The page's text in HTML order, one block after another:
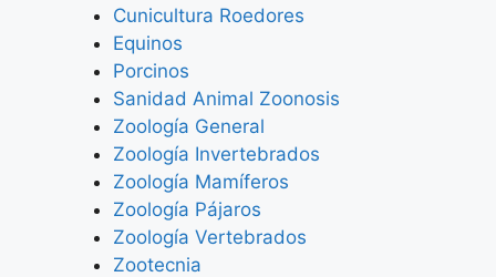
Cunicultura Roedores
Equinos
Porcinos
Sanidad Animal Zoonosis
Zoología General
Zoología Invertebrados
Zoología Mamíferos
Zoología Pájaros
Zoología Vertebrados
Zootecnia